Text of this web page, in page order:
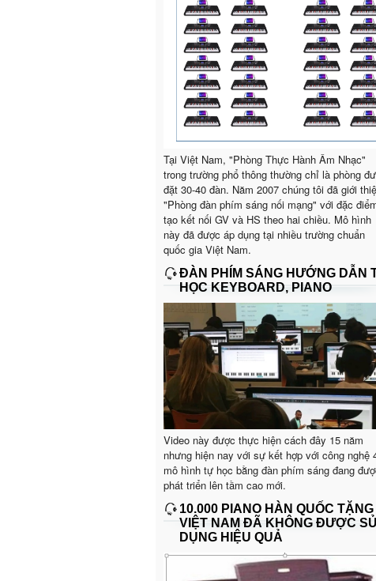
Tại Việt Nam, "Phòng Thực Hành Âm Nhạc"
trong trường phổ thông thường chỉ là phòng
đặt 30-40 đàn. Năm 2007 chúng tôi đã giới
"Phòng đàn phím sáng nối mạng" với đặc
tạo kết nối GV và HS theo hai chiều. Mô hình
này đã được áp dụng tại nhiều trường chuẩn
quốc gia Việt Nam.
ĐÀN PHÍM SÁNG HƯỚNG DẪN
HỌC KEYBOARD, PIANO
Video này được thực hiện cách đây 15 năm
nhưng hiện nay với sự kết hợp với công nghệ
mô hình tự học bằng đàn phím sáng đang
phát triển lên tầm cao mới.
10.000 PIANO HÀN QUỐC TẶNG
VIỆT NAM ĐÃ KHÔNG ĐƯỢC
DỤNG HIỆU QUẢ